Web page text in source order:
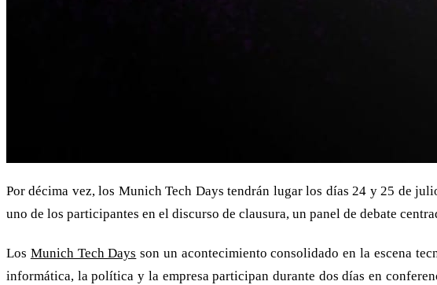
Por décima vez, los Munich Tech Days tendrán lugar los días 24 y 25 de
uno de los participantes en el discurso de clausura, un panel de debate
Los Munich Tech Days son un acontecimiento consolidado en la escena
informática, la política y la empresa participan durante dos días en